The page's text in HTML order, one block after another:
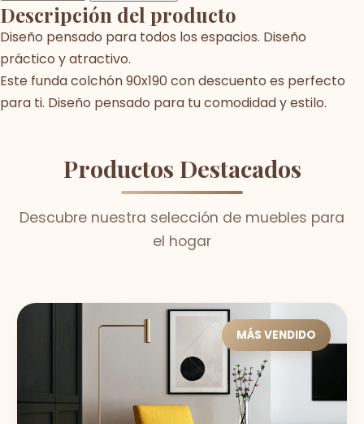
Descripción del producto
Diseño pensado para todos los espacios. Diseño
práctico y atractivo.
Este funda colchón 90x190 con descuento es perfecto
para ti. Diseño pensado para tu comodidad y estilo.
Productos Destacados
Descubre nuestra selección de muebles para
el hogar
MÁS VENDIDO